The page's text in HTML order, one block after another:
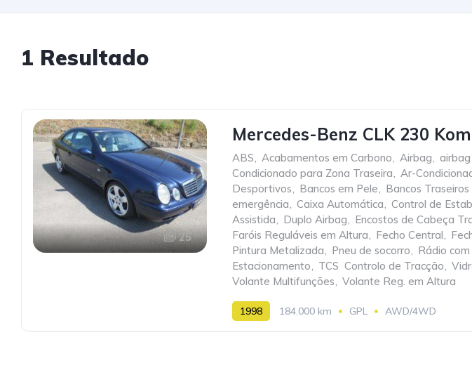
1 Resultado
25
Mercedes-Benz CLK 230
ABS, Acabamentos em Carbono, Airbag,
Condicionado para Zona Traseira, Ar-
Desportivos, Bancos em Pele, Bancos Traseiros
emergência, Caixa Automática, Control de
Assistida, Duplo Airbag, Encostos de Cabeça
Faróis Reguláveis em Altura, Fecho Central,
Pintura Metalizada, Pneu de socorro, Rádio com
Estacionamento, TCS  Controlo de Tracção,
Volante Multifunções, Volante Reg. em Altura
1998 184.000 km GPL AWD/4WD